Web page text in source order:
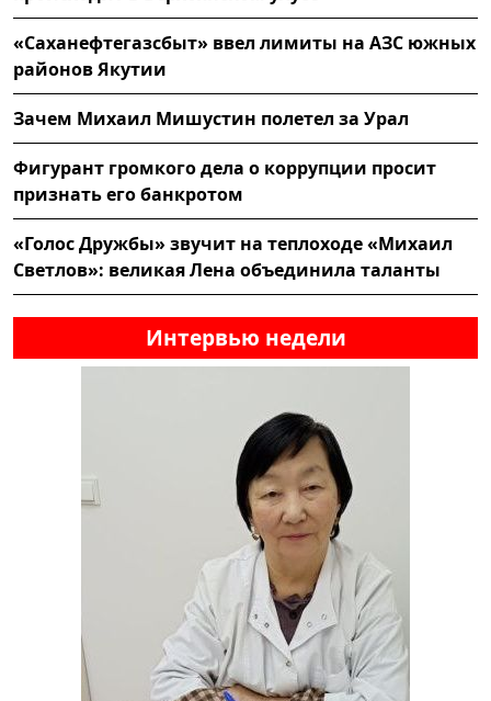
«Саханефтегазсбыт» ввел лимиты на АЗС южных
районов Якутии
Зачем Михаил Мишустин полетел за Урал
Фигурант громкого дела о коррупции просит
признать его банкротом
«Голос Дружбы» звучит на теплоходе «Михаил
Светлов»: великая Лена объединила таланты
Интервью недели